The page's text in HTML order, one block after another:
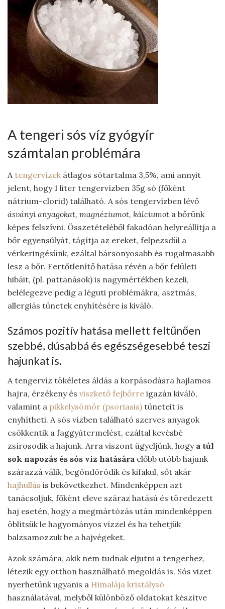
A tengeri sós víz gyógyír
számtalan problémára
A tengervízek átlagos sótartalma 3,5%, ami annyit
jelent, hogy 1 liter tengervízben 35g só (főként
nátrium-clorid) található. A sós tengervízben lévő
ásványi anyagokat, magnéziumot, kálciumot a bőrünk
képes felszívni. Összetételéből fakadóan helyreállítja a
bőr egyensúlyát, tágítja az ereket, felpezsdül a
vérkeringésünk, ezáltal bársonyosabb és rugalmasabb
lesz a bőr. Fertőtlenítő hatása révén a bőr felületi
hibáit, (pl. pattanások) is nagymértékben kezeli,
belélegezve pedig a léguti problémákra, asztmás,
allergiás tünetek enyhítésére is kiváló.
Számos pozitív hatása mellett feltűnően
szebbé, dúsabbá és egészségesebbé teszi
hajunkat is.
A tengervíz tökéletes áldás a korpásodásra hajlamos
hajra, érzékeny és viszkető fejbőrre igazán kiváló,
valamint a pikkelysömör (psoriasis) tüneteit is
enyhítheti. A sós vízben található szerves anyagok
csökkentik a faggyútermelést, ezáltal kevésbé
zsírosodik a hajunk. Arra viszont ügyeljünk, hogy a túl
sok napozás és sós víz hatására előbb utóbb hajunk
szárazzá válik, begöndörödik és kifakul, sőt akár
hajhullás is bekövetkezhet. Mindenképpen azt
tanácsoljuk, főként eleve száraz hatású és töredezett
haj esetén, hogy a megmártózás után mindenképpen
öblítsük le hagyományos vízzel és ha tehetjük
balzsamozzuk be a hajvégeket.
Azok számára, akik nem tudnak eljutni a tengerhez,
létezik egy otthon használható megoldás is. Sós vizet
nyerhetünk ugyanis a Himalája kristálysó
használatával, melyből különböző oldatokat készítve